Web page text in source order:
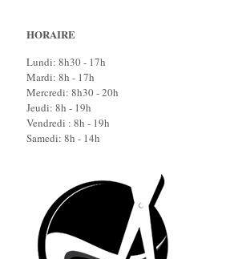
HORAIRE
Lundi: 8h30 - 17h
Mardi: 8h - 17h
Mercredi: 8h30 - 20h
Jeudi: 8h - 19h
Vendredi : 8h - 19h
Samedi: 8h - 14h